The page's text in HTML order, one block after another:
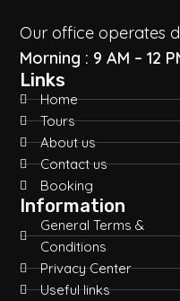
Our office operates
Morning : 9 AM – 12
Links
Home
Tours
About us
Contact us
Booking
Information
General Terms &
Conditions
Privacy Center
Useful links